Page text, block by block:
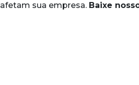
Skip to main content
afetam sua empresa. Baixe